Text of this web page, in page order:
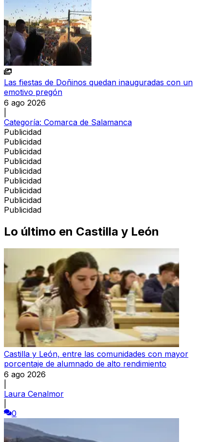
Las fiestas de Doñinos quedan inauguradas con un
emotivo pregón
6 ago 2026
Categoría: Comarca de Salamanca
Publicidad
Publicidad
Publicidad
Publicidad
Publicidad
Publicidad
Publicidad
Publicidad
Publicidad
Lo último en Castilla y León
Castilla y León, entre las comunidades con mayor
porcentaje de alumnado de alto rendimiento
6 ago 2026
Laura Cenalmor
0